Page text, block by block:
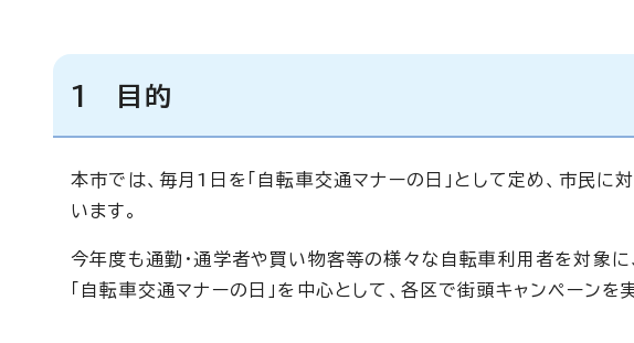
1 目的
本市では、毎月1日を「自転車交通マナーの日」として定め、市民
います。
今年度も通勤・通学者や買い物客等の様々な自転車利用者を対象
「自転車交通マナーの日」を中心として、各区で街頭キャンペーンを